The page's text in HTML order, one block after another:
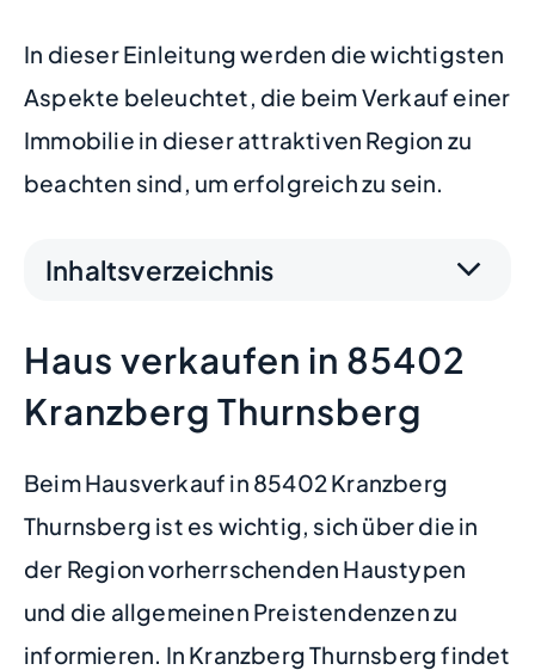
In dieser Einleitung werden die wichtigsten
Aspekte beleuchtet, die beim Verkauf einer
Immobilie in dieser attraktiven Region zu
beachten sind, um erfolgreich zu sein.
Inhaltsverzeichnis
Haus verkaufen in 85402
Kranzberg Thurnsberg
Beim Hausverkauf in 85402 Kranzberg
Thurnsberg ist es wichtig, sich über die in
der Region vorherrschenden Haustypen
und die allgemeinen Preistendenzen zu
informieren. In Kranzberg Thurnsberg findet